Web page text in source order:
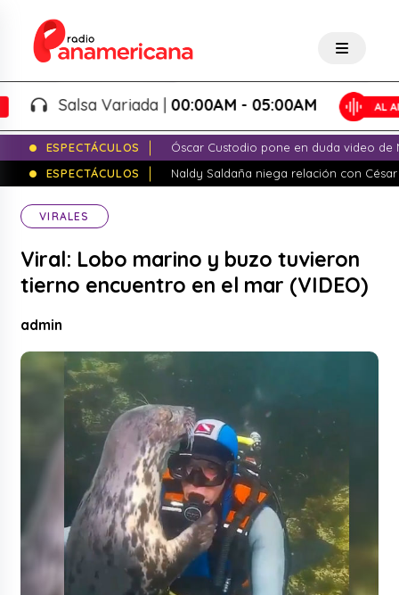
Salsa Variada |00:00AM - 05:00AM
ESPECTÁCULOS
Óscar Custodio pone en duda video de
ESPECTÁCULOS
Naldy Saldaña niega relación con
VIRALES
Viral: Lobo marino y buzo tuvieron
tierno encuentro en el mar (VIDEO)
admin